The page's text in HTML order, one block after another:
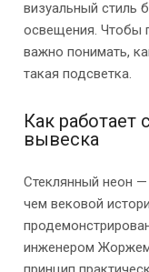
визуальный стиль
освещения. Чтобы
важно понимать,
такая подсветка.
Как работает
вывеска
Стеклянный неон
чем вековой
инженером